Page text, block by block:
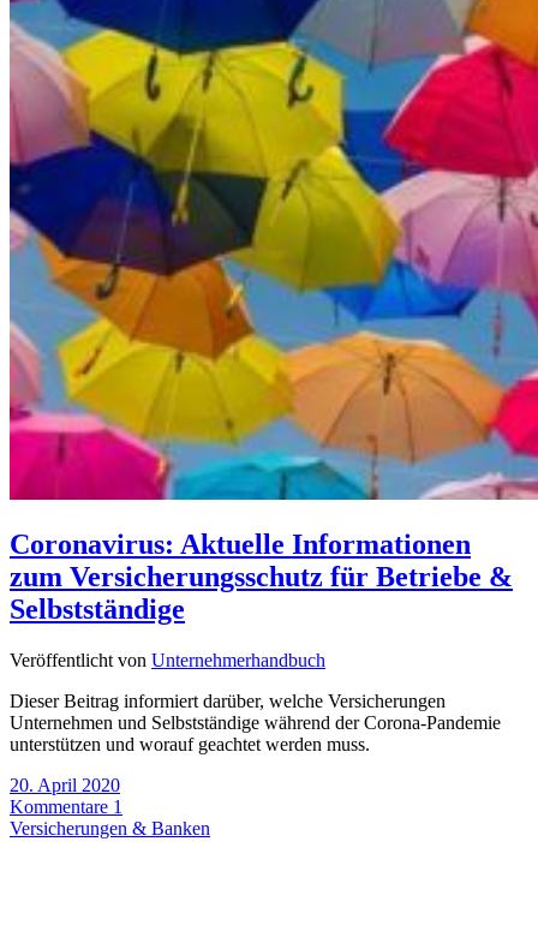
Coronavirus: Aktuelle Informationen
zum Versicherungsschutz für Betriebe &
Selbstständige
Veröffentlicht von Unternehmerhandbuch
Dieser Beitrag informiert darüber, welche Versicherungen
Unternehmen und Selbstständige während der Corona-Pandemie
unterstützen und worauf geachtet werden muss.
20. April 2020
Kommentare 1
Versicherungen & Banken